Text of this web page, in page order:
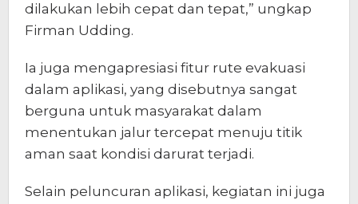
dilakukan lebih cepat dan tepat,” ungkap
Firman Udding.
Ia juga mengapresiasi fitur rute evakuasi
dalam aplikasi, yang disebutnya sangat
berguna untuk masyarakat dalam
menentukan jalur tercepat menuju titik
aman saat kondisi darurat terjadi.
Selain peluncuran aplikasi, kegiatan ini juga